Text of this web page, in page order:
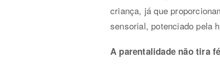
criança, já que
sensorial, potenciado pela
A parentalidade não tira